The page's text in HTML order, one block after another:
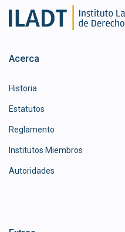
Acerca
Historia
Estatutos
Reglamento
Institutos Miembros
Autoridades